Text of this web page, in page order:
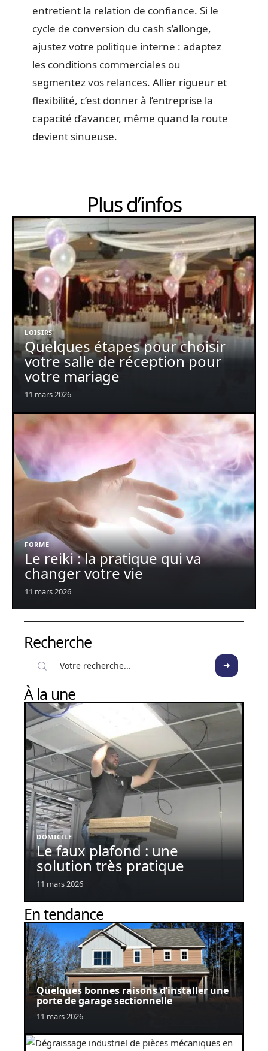
entretient la relation de confiance. Si le
cycle de conversion du cash s’allonge,
ajustez votre politique interne : adaptez
les conditions commerciales ou
segmentez vos relances. Allier rigueur et
flexibilité, c’est donner à l’entreprise la
capacité d’avancer, même quand la route
devient sinueuse.
Plus d’infos
LOISIRS
Quelques étapes pour choisir
votre salle de réception pour
votre mariage
11 mars 2026
FORME
Le reiki : la pratique qui va
changer votre vie
11 mars 2026
Recherche
À la une
DOMICILE
Le faux plafond : une
solution très pratique
11 mars 2026
En tendance
Quelques bonnes raisons d’installer une
porte de garage sectionnelle
11 mars 2026